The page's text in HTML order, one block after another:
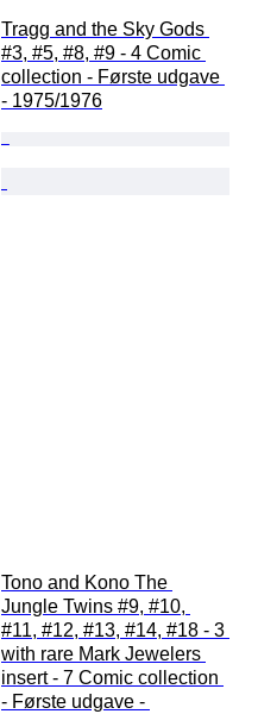
Tragg and the Sky Gods
#3, #5, #8, #9 - 4 Comic
collection - Første udgave
- 1975/1976
Tono and Kono The
Jungle Twins #9, #10,
#11, #12, #13, #14, #18 - 3
with rare Mark Jewelers
insert - 7 Comic collection
- Første udgave -